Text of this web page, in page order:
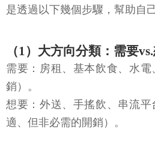
是透過以下幾個步驟，幫助自
（1）大方向分類：需要
需要：房租、基本飲食、水
銷）。
想要：外送、手搖飲、串流
適、但非必需的開銷）。